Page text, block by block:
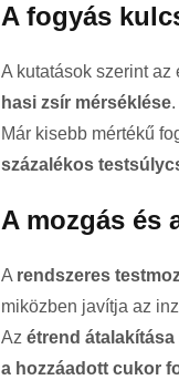
A fogyás
A kutatások szerint
hasi zsír mérséklése
Már kisebb mértékű
százalékos
A mozgás és
A rendszeres
miközben javítja az
Az étrend átalakítása
a hozzáadott cukor